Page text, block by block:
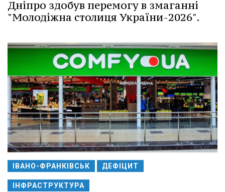
Дніпро здобув перемогу в змаганні
"Молодіжна столиця України-2026".
ІВАНО-ФРАНКІВСЬК ДЕФІЦИТ
ІНФРАСТРУКТУРА